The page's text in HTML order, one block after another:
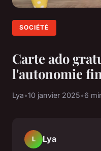
SOCIÉTÉ
Carte ado
l'autonomie
Lya•10 janvier 2025•6
L Lya